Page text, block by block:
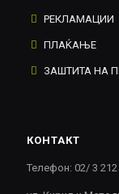
РЕКЛАМАЦИИ
ПЛАЌАЊЕ
ЗАШТИТА НА
КОНТАКТ
Телефон: 02/ 3 212